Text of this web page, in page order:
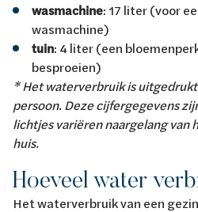
wasmachine: 17 liter (voor
wasmachine)
tuin: 4 liter (een
besproeien)
* Het waterverbruik is
persoon. Deze cijfergegevens
lichtjes variëren naargelang van
huis.
Hoeveel water
Het waterverbruik van een